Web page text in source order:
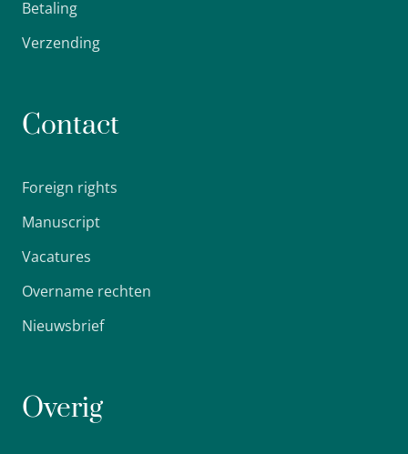
Betaling
Verzending
Contact
Foreign rights
Manuscript
Vacatures
Overname rechten
Nieuwsbrief
Overig